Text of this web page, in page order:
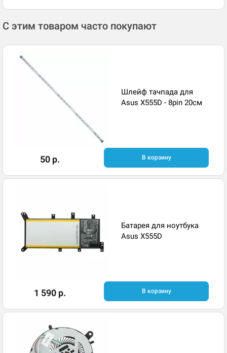
С этим товаром часто покупают
Шлейф тачпада для
Asus X555D - 8pin 20см
50 р. В корзину
Батарея для ноутбука
Asus X555D
1 590 р. В корзину